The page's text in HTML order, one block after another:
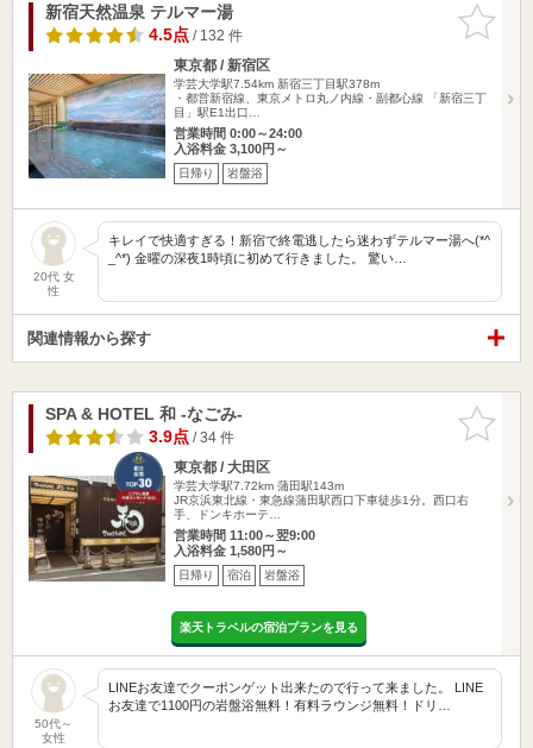
お気に入
りに追加
新宿天然温泉 テルマー湯
4.5点/ 132 件
東京都 / 新宿区
学芸大学駅7.54km 新宿三丁目駅378m
・都営新宿線、東京メトロ丸ノ内線・副都心線 「新宿三丁
目」駅E1出口…
営業時間 0:00～24:00
入浴料金 3,100円～
日帰り 岩盤浴
20代 女
性
キレイで快適すぎる！新宿で終電逃したら迷わずテルマー湯へ(*^
_^*) 金曜の深夜1時頃に初めて行きました。 驚い…
関連情報から探す
お気に入
りに追加
SPA & HOTEL 和 -なごみ-
3.9点/ 34 件
東京都 / 大田区
学芸大学駅7.72km 蒲田駅143m
JR京浜東北線・東急線蒲田駅西口下車徒歩1分。西口右
手、ドンキホーテ…
営業時間 11:00～翌9:00
入浴料金 1,580円～
日帰り 宿泊 岩盤浴
楽天トラベルの宿泊プランを見る
50代～
女性
LINEお友達でクーポンゲット出来たので行って来ました。 LINE
お友達で1100円の岩盤浴無料！有料ラウンジ無料！ドリ…